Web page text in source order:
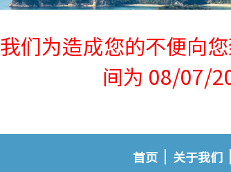
我们为造成您的不便向
间为 08/07/
首页 关于我们